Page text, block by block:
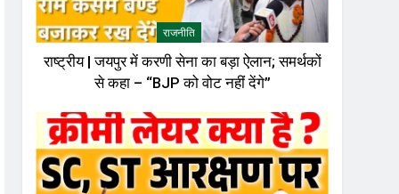
राजनीति
राष्ट्रीय | जयपुर में करणी सेना का बड़ा ऐलान; समर्थकों
से कहा – “BJP को वोट नहीं देंगे”